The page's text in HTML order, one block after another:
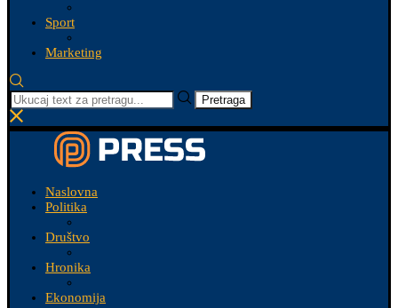
Sport
Marketing
Pretraga
Naslovna
Politika
Društvo
Hronika
Ekonomija